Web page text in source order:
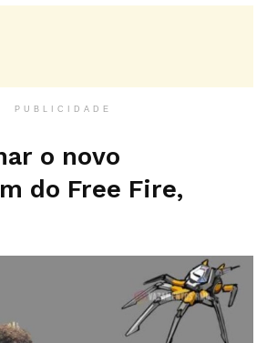
PUBLICIDADE
o novo
do Free Fire,